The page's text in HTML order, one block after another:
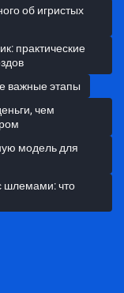
об игристых
практические
важные этапы
чем
модель для
шлемами: что